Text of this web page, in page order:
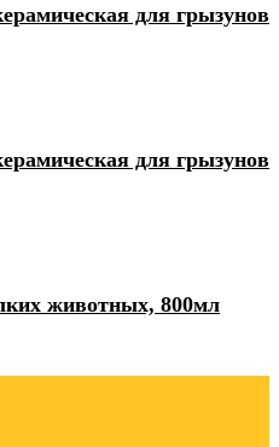
для грызунов
для грызунов
животных, 800мл